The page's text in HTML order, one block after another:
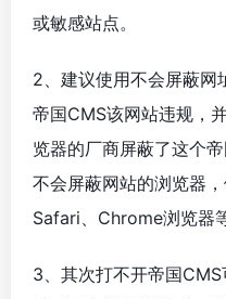
或敏感站点。
2、建议使用不会屏蔽网
帝国CMS该网站违规，
览器的厂商屏蔽了这个
不会屏蔽网站的浏览器
Safari、Chrome浏览器
3、其次打不开帝国